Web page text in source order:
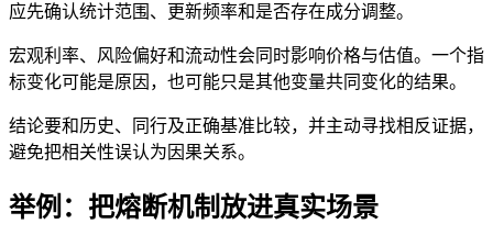
应先确认统计范围、更新频率和是否存在成分调整。
宏观利率、风险偏好和流动性会同时影响价格与估值。一个指
标变化可能是原因，也可能只是其他变量共同变化的结果。
结论要和历史、同行及正确基准比较，并主动寻找相反证据，
避免把相关性误认为因果关系。
举例：把熔断机制放进真实场景